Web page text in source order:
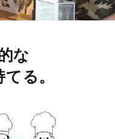
な
る。